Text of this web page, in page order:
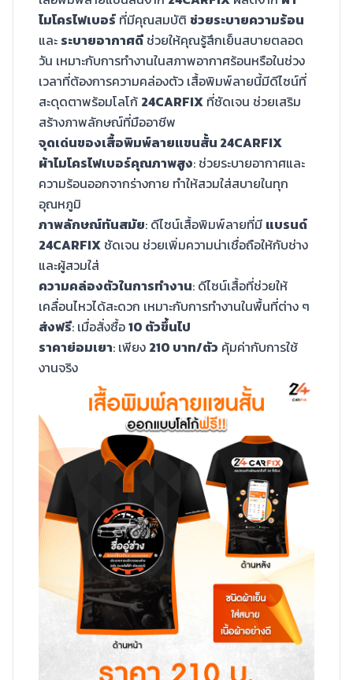
ไมโครไฟเบอร์ ที่มีคุณสมบัติ ช่วยระบายความร้อน
และ ระบายอากาศดี ช่วยให้คุณรู้สึกเย็นสบายตลอด
วัน เหมาะกับการทำงานในสภาพอากาศร้อนหรือในช่วง
เวลาที่ต้องการความคล่องตัว เสื้อพิมพ์ลายนี้มีดีไซน์ที่
สะดุดตาพร้อมโลโก้ 24CARFIX ที่ชัดเจน ช่วยเสริม
สร้างภาพลักษณ์ที่มืออาชีพ
จุดเด่นของเสื้อพิมพ์ลายแขนสั้น 24CARFIX
ผ้าไมโครไฟเบอร์คุณภาพสูง: ช่วยระบายอากาศและ
ความร้อนออกจากร่างกาย ทำให้สวมใส่สบายในทุก
อุณหภูมิ
ภาพลักษณ์ทันสมัย: ดีไซน์เสื้อพิมพ์ลายที่มี แบรนด์
24CARFIX ชัดเจน ช่วยเพิ่มความน่าเชื่อถือให้กับช่าง
และผู้สวมใส่
ความคล่องตัวในการทำงาน: ดีไซน์เสื้อที่ช่วยให้
เคลื่อนไหวได้สะดวก เหมาะกับการทำงานในพื้นที่ต่าง ๆ
ส่งฟรี: เมื่อสั่งซื้อ10 ตัวขึ้นไป
ราคาย่อมเยา: เพียง 210 บาท/ตัว คุ้มค่ากับการใช้
งานจริง